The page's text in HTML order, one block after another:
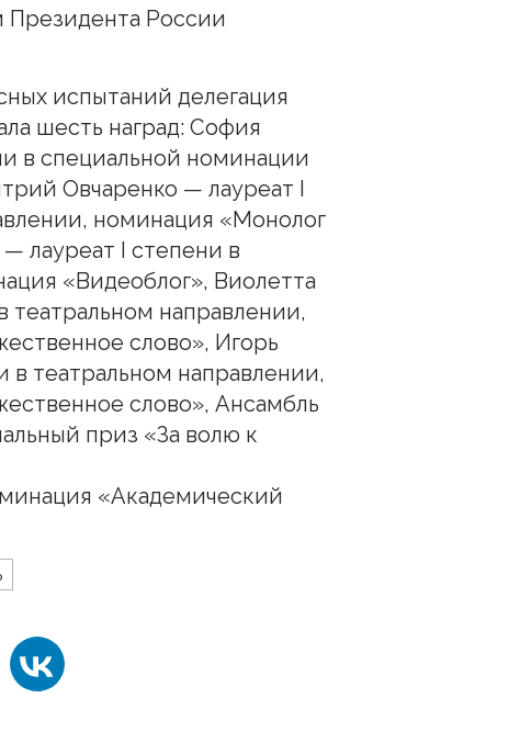
Президента России
испытаний делегация
шесть наград: София
в специальной номинации
Овчаренко — лауреат I
номинация «Монолог
лауреат I степени в
«Видеоблог», Виолетта
театральном направлении,
слово», Игорь
в театральном направлении,
слово», Ансамбль
приз «За волю к
«Академический